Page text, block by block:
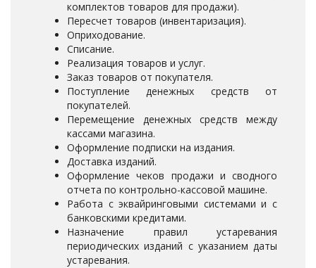
комплектов товаров для продажи).
Пересчет товаров (инвентаризация).
Оприходование.
Списание.
Реализация товаров и услуг.
Заказ товаров от покупателя.
Поступление денежных средств от
покупателей.
Перемещение денежных средств между
кассами магазина.
Оформление подписки на издания.
Доставка изданий.
Оформление чеков продажи и сводного
отчета по контрольно-кассовой машине.
Работа с эквайринговыми системами и с
банковскими кредитами.
Назначение правил устаревания
периодических изданий с указанием даты
устаревания.